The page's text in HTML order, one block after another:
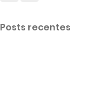
Posts recentes